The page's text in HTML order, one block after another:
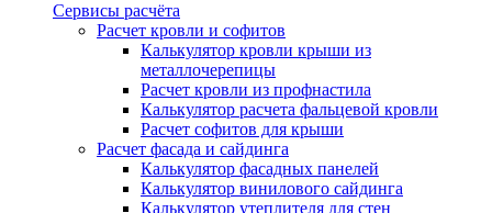
Сервисы расчёта
Расчет кровли и софитов
Калькулятор кровли крыши из
металлочерепицы
Расчет кровли из профнастила
Калькулятор расчета фальцевой кровли
Расчет софитов для крыши
Расчет фасада и сайдинга
Калькулятор фасадных панелей
Калькулятор винилового сайдинга
Калькулятор утеплителя для стен